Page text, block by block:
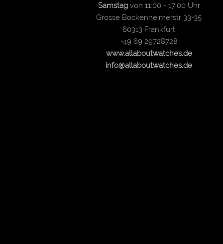
Samstagvon 11:00 - 17:00 Uhr
Grosse Bockenheimerstr 33-35
60313 Frankfurt
+49 69 29728728
www.allaboutwatches.de
info@allaboutwatches.de